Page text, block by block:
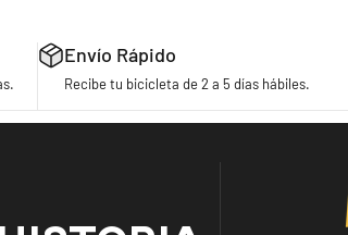
Envío Rápido
Recibe tu bicicleta de 2 a 5 días hábiles.